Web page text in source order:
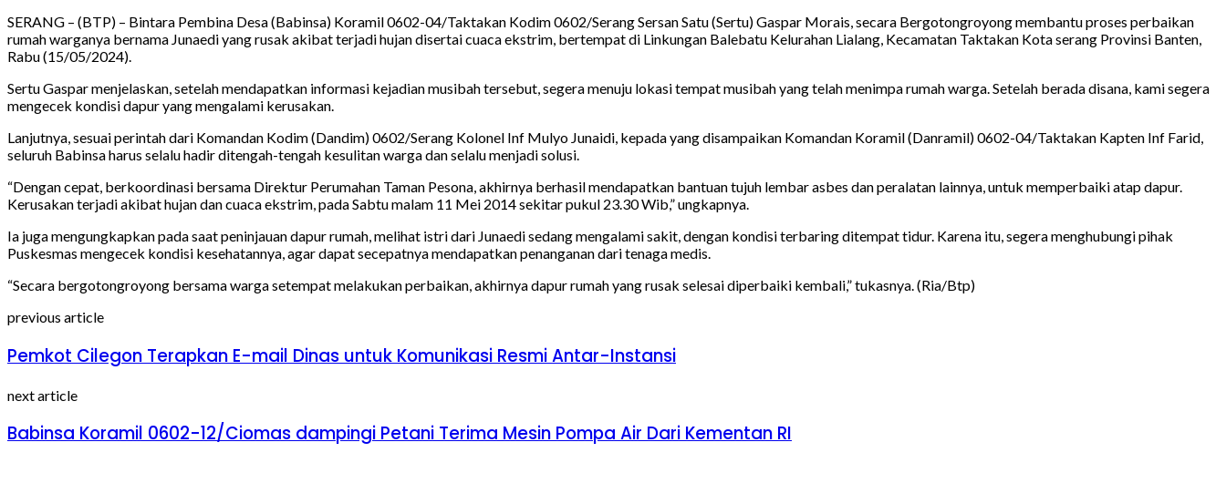
SERANG – (BTP) – Bintara Pembina Desa (Babinsa) Koramil 0602-04/Taktakan Kodim 0602/Serang Sersan Satu (Sertu) Gaspar Morais, secara Bergotongroyong membantu proses perbaikan
rumah warganya bernama Junaedi yang rusak akibat terjadi hujan disertai cuaca ekstrim, bertempat di Linkungan Balebatu Kelurahan Lialang, Kecamatan Taktakan Kota serang Provinsi Banten,
Rabu (15/05/2024).
Sertu Gaspar menjelaskan, setelah mendapatkan informasi kejadian musibah tersebut, segera menuju lokasi tempat musibah yang telah menimpa rumah warga. Setelah berada disana, kami segera
mengecek kondisi dapur yang mengalami kerusakan.
Lanjutnya, sesuai perintah dari Komandan Kodim (Dandim) 0602/Serang Kolonel Inf Mulyo Junaidi, kepada yang disampaikan Komandan Koramil (Danramil) 0602-04/Taktakan Kapten Inf Farid,
seluruh Babinsa harus selalu hadir ditengah-tengah kesulitan warga dan selalu menjadi solusi.
“Dengan cepat, berkoordinasi bersama Direktur Perumahan Taman Pesona, akhirnya berhasil mendapatkan bantuan tujuh lembar asbes dan peralatan lainnya, untuk memperbaiki atap dapur.
Kerusakan terjadi akibat hujan dan cuaca ekstrim, pada Sabtu malam 11 Mei 2014 sekitar pukul 23.30 Wib,” ungkapnya.
Ia juga mengungkapkan pada saat peninjauan dapur rumah, melihat istri dari Junaedi sedang mengalami sakit, dengan kondisi terbaring ditempat tidur. Karena itu, segera menghubungi pihak
Puskesmas mengecek kondisi kesehatannya, agar dapat secepatnya mendapatkan penanganan dari tenaga medis.
“Secara bergotongroyong bersama warga setempat melakukan perbaikan, akhirnya dapur rumah yang rusak selesai diperbaiki kembali,” tukasnya. (Ria/Btp)
previous article
Pemkot Cilegon Terapkan E-mail Dinas untuk Komunikasi Resmi Antar-Instansi
next article
Babinsa Koramil 0602-12/Ciomas dampingi Petani Terima Mesin Pompa Air Dari Kementan RI